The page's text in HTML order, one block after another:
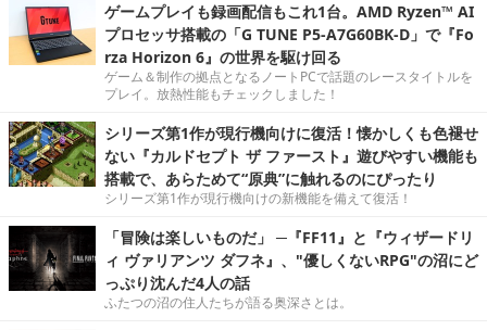
ゲームプレイも録画配信もこれ1台。AMD Ryzen™ AI
プロセッサ搭載の「G TUNE P5-A7G60BK-D」で『Fo
rza Horizon 6』の世界を駆け回る
ゲーム＆制作の拠点となるノートPCで話題のレースタイトルを
プレイ。放熱性能もチェックしました！
シリーズ第1作が現行機向けに復活！懐かしくも色褪せ
ない『カルドセプト ザ ファースト』遊びやすい機能も
搭載で、あらためて“原典”に触れるのにぴったり
シリーズ第1作が現行機向けの新機能を備えて復活！
「冒険は楽しいものだ」 ─『FF11』と『ウィザードリ
ィ ヴァリアンツ ダフネ』、"優しくないRPG"の沼にど
っぷり沈んだ4人の話
ふたつの沼の住人たちが語る奥深さとは。